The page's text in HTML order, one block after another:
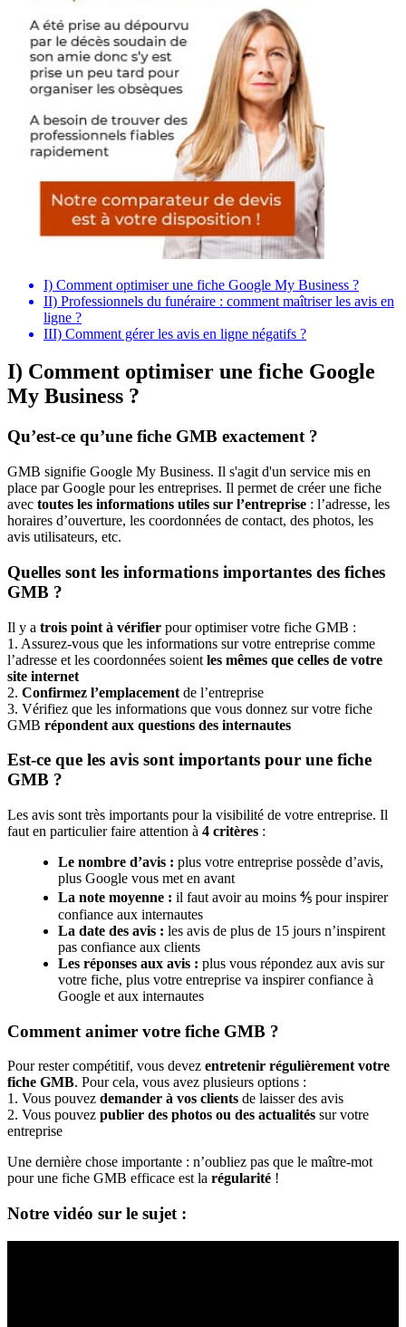
I) Comment optimiser une fiche Google My Business ?
II) Professionnels du funéraire : comment maîtriser les avis en
ligne ?
III) Comment gérer les avis en ligne négatifs ?
I) Comment optimiser une fiche Google
My Business ?
Qu’est-ce qu’une fiche GMB exactement ?
GMB signifie Google My Business. Il s'agit d'un service mis en
place par Google pour les entreprises. Il permet de créer une fiche
avec toutes les informations utiles sur l’entreprise : l’adresse, les
horaires d’ouverture, les coordonnées de contact, des photos, les
avis utilisateurs, etc.
Quelles sont les informations importantes des fiches
GMB ?
Il y a trois point à vérifier pour optimiser votre fiche GMB :
1. Assurez-vous que les informations sur votre entreprise comme
l’adresse et les coordonnées soient les mêmes que celles de votre
site internet
2. Confirmez l’emplacement de l’entreprise
3. Vérifiez que les informations que vous donnez sur votre fiche
GMB répondent aux questions des internautes
Est-ce que les avis sont importants pour une fiche
GMB ?
Les avis sont très importants pour la visibilité de votre entreprise. Il
faut en particulier faire attention à 4 critères :
Le nombre d’avis : plus votre entreprise possède d’avis,
plus Google vous met en avant
La note moyenne : il faut avoir au moins ⅘ pour inspirer
confiance aux internautes
La date des avis : les avis de plus de 15 jours n’inspirent
pas confiance aux clients
Les réponses aux avis : plus vous répondez aux avis sur
votre fiche, plus votre entreprise va inspirer confiance à
Google et aux internautes
Comment animer votre fiche GMB ?
Pour rester compétitif, vous devez entretenir régulièrement votre
fiche GMB. Pour cela, vous avez plusieurs options :
1. Vous pouvez demander à vos clients de laisser des avis
2. Vous pouvez publier des photos ou des actualités sur votre
entreprise
Une dernière chose importante : n’oubliez pas que le maître-mot
pour une fiche GMB efficace est la régularité !
Notre vidéo sur le sujet :